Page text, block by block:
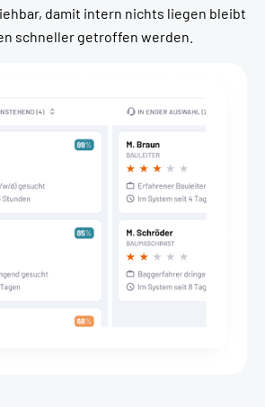
damit intern nichts liegen bleibt
schneller getroffen werden.